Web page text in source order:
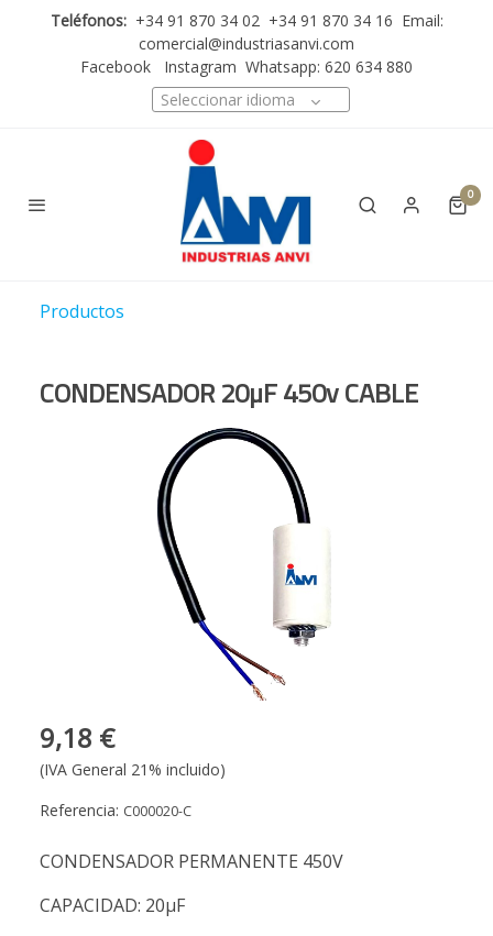
Teléfonos: +34 91 870 34 02 +34 91 870 34 16 Email:
comercial@industriasanvi.com
Facebook
Instagram Whatsapp: 620 634 880
Seleccionar idioma
0
Productos
CONDENSADOR 20µF 450v CABLE
9,18 €
(IVA General 21% incluido)
Referencia: C000020-C
CONDENSADOR PERMANENTE 450V
CAPACIDAD: 20µF